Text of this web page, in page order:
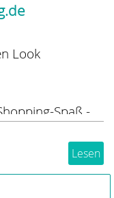
Look
Spaß -
Was ist
erfährst du es.
Lesen